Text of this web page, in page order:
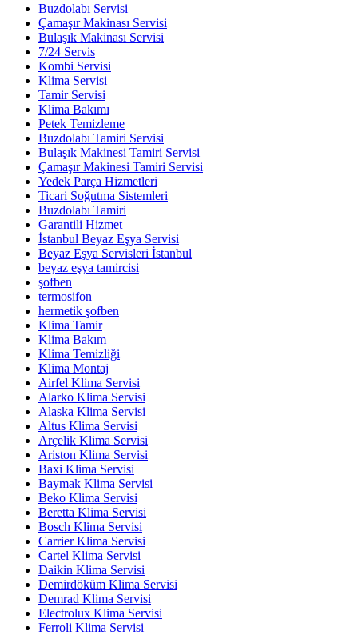
Buzdolabı Servisi
Çamaşır Makinası Servisi
Bulaşık Makinası Servisi
7/24 Servis
Kombi Servisi
Klima Servisi
Tamir Servisi
Klima Bakımı
Petek Temizleme
Buzdolabı Tamiri Servisi
Bulaşık Makinesi Tamiri Servisi
Çamaşır Makinesi Tamiri Servisi
Yedek Parça Hizmetleri
Ticari Soğutma Sistemleri
Buzdolabı Tamiri
Garantili Hizmet
İstanbul Beyaz Eşya Servisi
Beyaz Eşya Servisleri İstanbul
beyaz eşya tamircisi
şofben
termosifon
hermetik şofben
Klima Tamir
Klima Bakım
Klima Temizliği
Klima Montaj
Airfel Klima Servisi
Alarko Klima Servisi
Alaska Klima Servisi
Altus Klima Servisi
Arçelik Klima Servisi
Ariston Klima Servisi
Baxi Klima Servisi
Baymak Klima Servisi
Beko Klima Servisi
Beretta Klima Servisi
Bosch Klima Servisi
Carrier Klima Servisi
Cartel Klima Servisi
Daikin Klima Servisi
Demirdöküm Klima Servisi
Demrad Klima Servisi
Electrolux Klima Servisi
Ferroli Klima Servisi